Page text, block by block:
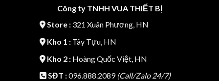
Công ty TNHH VUA THIẾT BỊ
Store :321 Xuân Phương, HN
Kho 1 :Tây Tựu, HN
Kho 2 :Hoàng Quốc Việt, HN
SĐT :096.888.2089 (Call/Zalo 24/7)